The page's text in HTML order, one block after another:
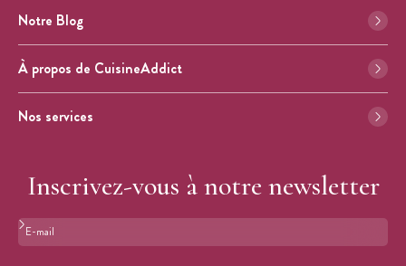
Notre Blog
À propos de CuisineAddict
Nos services
Inscrivez-vous à notre newsletter
Format : adresse@email.com